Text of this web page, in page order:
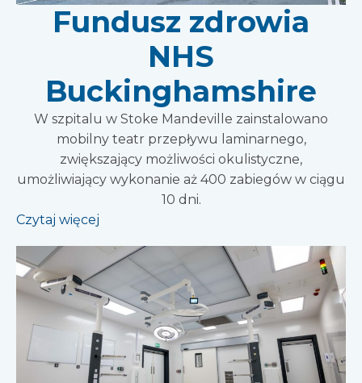
Fundusz zdrowia
NHS
Buckinghamshire
W szpitalu w Stoke Mandeville zainstalowano
mobilny teatr przepływu laminarnego,
zwiększający możliwości okulistyczne,
umożliwiający wykonanie aż 400 zabiegów w ciągu
10 dni.
Czytaj więcej